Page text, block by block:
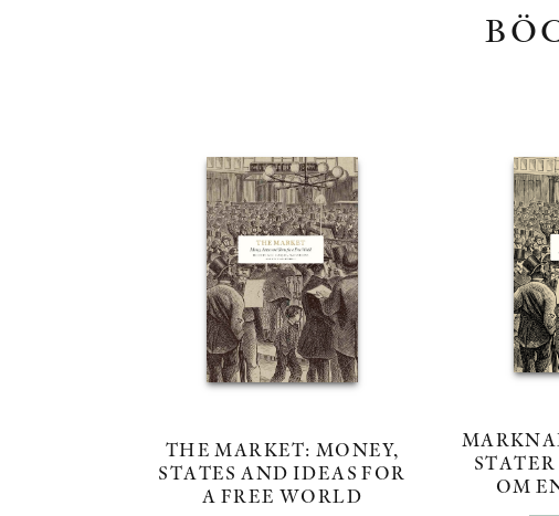
THE MARKET: MONEY,
STATES AND IDEAS FOR
A FREE WORLD
OM